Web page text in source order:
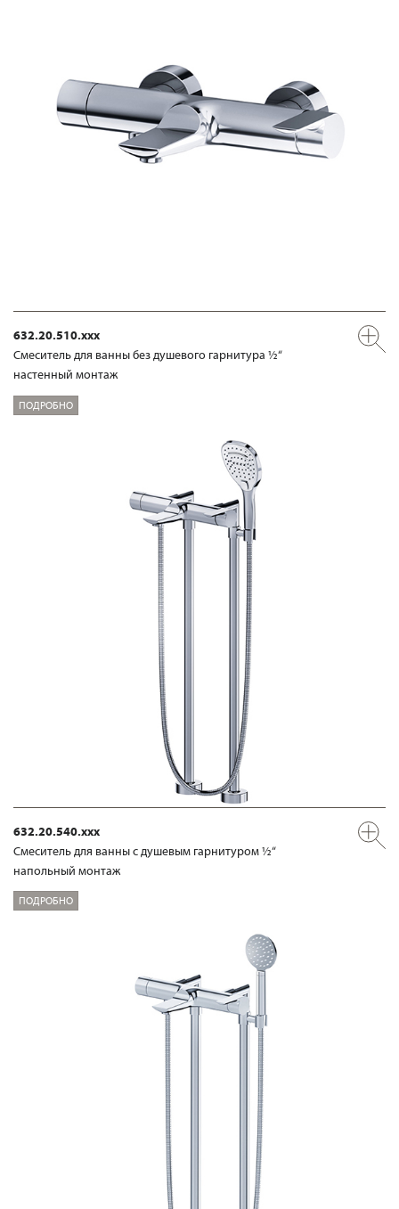
632.20.510.xxx
Смеситель для ванны без душевого гарнитура ½“
настенный монтаж
ПОДРОБНО
632.20.540.xxx
Смеситель для ванны с душевым гарнитуром ½“
напольный монтаж
ПОДРОБНО